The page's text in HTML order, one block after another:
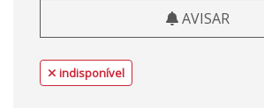
AVISAR
indisponível